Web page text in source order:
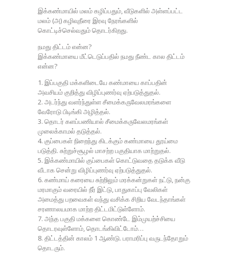
இக்கண்மாயில் மலம் கழிப்பதும், வீடுகளில் அள்ளப்பட்ட
மலம் (அ) கழிவுநீரை இரவு நேரங்களில்
கொட்டிச்செல்வதும் தொடர்கிறது.
நமது திட்டம் என்ன?
இக்கண்மாயை மீட்டெடுப்பதில் நமது நீண்ட கால திட்டம்
என்ன?
1. இப்பகுதி மக்களிடையே கண்மாயை காப்பதின்
அவசியம் குறித்து விழிப்புணர்வு ஏற்படுத்துதல்.
2. அடர்ந்து வளர்ந்துள்ள சீமைக்கருவேலமரங்களை
வேரோடு பிடிங்கி அழித்தல்.
3. தொடர் களப்பணியால் சீமைக்கருவேலமரங்கள்
முலைக்காமல் தடுத்தல்.
4. குப்பைகள் நிறைந்து கிடக்கும் கண்மாயை தூய்மை
படுத்தி. சுற்றுச்சூழல் மாசற்ற பகுதியாக மாற்றுதல்.
5. இக்கண்மாயில் குப்பைகள் கொட்டுவதை தடுக்க வீடு
வீடாக சென்று விழிப்புணர்வு ஏற்படுத்துதல்.
6. கண்மாய் கரையை சுற்றிலும் மரக்கன்றுகள் நட்டு, நன்கு
மரமாகும் வரையில் நீர் இட்டு, பாதுகாப்பு வேலிகள்
அமைத்து பறவைகள் வந்து வசிக்க சிறிய வேடந்தாங்கள்
சரணாலயமாக மாற்ற திட்டமிட்டுள்ளோம்.
7. அந்த பகுதி மக்களை கொண்டே இம்முயற்ச்சியை
தொடரவுள்ளோம், தொடங்கிவிட்டோம்…
8. திட்டத்தின் காலம் 1 ஆண்டு. பராமரிப்பு வருடந்தோறும்
தொடரும்.